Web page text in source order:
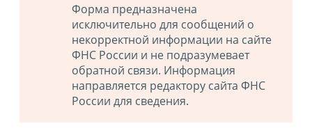
Форма предназначена
исключительно для сообщений о
некорректной информации на сайте
ФНС России и не подразумевает
обратной связи. Информация
направляется редактору сайта ФНС
России для сведения.